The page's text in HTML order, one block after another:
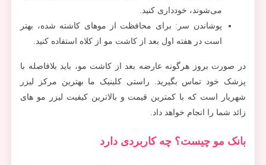
می‌شوند، خودداری کنید.
پوشاندن سر: برای محافظت از موهای کاشته شده، بهتر
است در هفته اول بعد از کاشت مو از کلاه استفاده کنید.
در صورت بروز هرگونه عارضه بعد از کاشت مو، باید بلافاصله با
پزشک خود تماس بگیرید. راستی کلینیک ما بهترین مرکز لیزر
شهریار است که با کمترین قیمت و بالاترین کیفیت لیزر مو های
زائد شما را انجام خواهد داد.
بانک مو چیست؟ چه کاربردی دارد